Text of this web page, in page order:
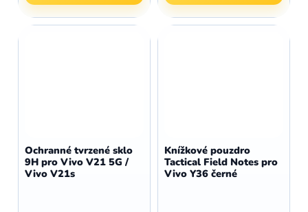
Ochranné tvrzené sklo
9H pro Vivo V21 5G /
Vivo V21s
Knížkové pouzdro
Tactical Field Notes pro
Vivo Y36 černé